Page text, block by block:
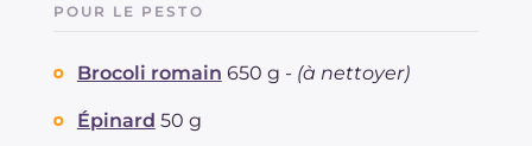
POUR LE PESTO
Brocoli romain 650 g - (à nettoyer)
Épinard 50 g